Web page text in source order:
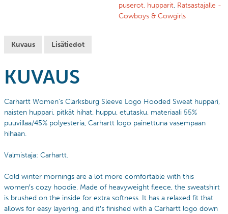
puserot, hupparit, Ratsastajalle -
Cowboys & Cowgirls
Kuvaus Lisätiedot
KUVAUS
Carhartt Women’s Clarksburg Sleeve Logo Hooded Sweat huppari,
naisten huppari, pitkät hihat, huppu, etutasku, materiaali 55%
puuvillaa/45% polyesteria, Carhartt logo painettuna vasempaan
hihaan.
Valmistaja: Carhartt.
Cold winter mornings are a lot more comfortable with this
women′s cozy hoodie. Made of heavyweight fleece, the sweatshirt
is brushed on the inside for extra softness. It has a relaxed fit that
allows for easy layering, and it′s finished with a Carhartt logo down